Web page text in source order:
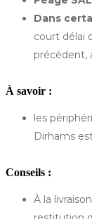
Dans
court délai
précédent,
À savoir :
les
Dirhams
Conseils :
À la